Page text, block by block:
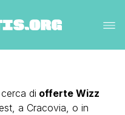
di offerte Wizz
, a Cracovia, o in